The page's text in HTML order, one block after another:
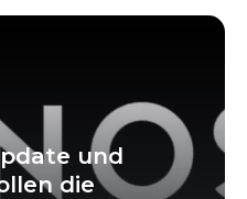
und
die